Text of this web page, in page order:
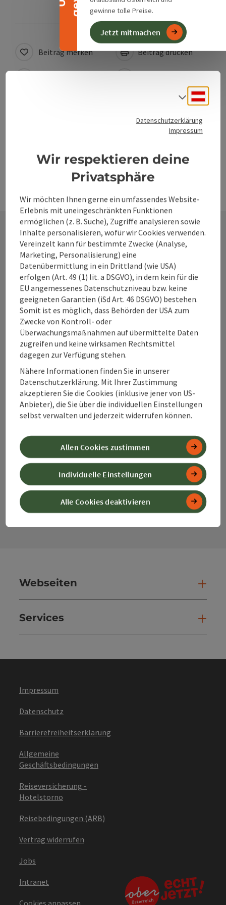
gewinne tolle Preise.
Jetzt mitmachen
Beitrag merken Beitrag drucken
Kontakt
Alpenland Tourismus GmbH
Bahnhofstraße 2
4580 Windischgarsten
+43 50 360 360 360
info@360alpenland.com
InstagramFacebookYouTube
Kontaktformular
Webseiten
Services
Impressum
Datenschutz
Barrierefreiheitserklärung
Allgemeine
Geschäftsbedingungen
Reiseversicherung -
Hotelstorno
Reisebedingungen (ARB)
Vertrag widerrufen
Jobs
Intranet
Datenschutzerklärung
Impressum
Wir respektieren deine
Privatsphäre
Wir möchten Ihnen gerne ein umfassendes Website-
Erlebnis mit uneingeschränkten Funktionen
ermöglichen (z. B. Suche), Zugriffe analysieren sowie
Inhalte personalisieren, wofür wir Cookies verwenden.
Vereinzelt kann für bestimmte Zwecke (Analyse,
Marketing, Personalisierung) eine
Datenübermittlung in ein Drittland (wie USA)
erfolgen (Art. 49 (1) lit. a DSGVO), in dem kein für die
EU angemessenes Datenschutzniveau bzw. keine
geeigneten Garantien (iSd Art. 46 DSGVO) bestehen.
Somit ist es möglich, dass Behörden der USA zum
Zwecke von Kontroll- oder
Überwachungsmaßnahmen auf übermittelte Daten
zugreifen und keine wirksamen Rechtsmittel
dagegen zur Verfügung stehen.
Nähere Informationen finden Sie in unserer
Datenschutzerklärung. Mit Ihrer Zustimmung
akzeptieren Sie die Cookies (inklusive jener von US-
Anbieter), die Sie über die individuellen Einstellungen
selbst verwalten und jederzeit widerrufen können.
Alle Cookies deaktivieren
Individuelle Einstellungen
Allen Cookies zustimmen